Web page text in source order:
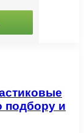
подбору и